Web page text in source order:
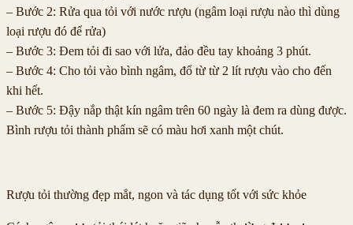
– Bước 2: Rửa qua tỏi với nước rượu (ngâm loại rượu nào thì dùng
loại rượu đó để rửa)
– Bước 3: Đem tỏi đi sao với lửa, đảo đều tay khoảng 3 phút.
– Bước 4: Cho tỏi vào bình ngâm, đổ từ từ 2 lít rượu vào cho đến
khi hết.
– Bước 5: Đậy nắp thật kín ngâm trên 60 ngày là đem ra dùng được.
Bình rượu tỏi thành phẩm sẽ có màu hơi xanh một chút.
Rượu tỏi thường đẹp mắt, ngon và tác dụng tốt với sức khỏe